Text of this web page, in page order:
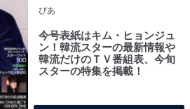
ぴあ
今号表紙はキム・ヒョンジュ
ン！韓流スターの最新情報や
韓流だけのＴＶ番組表、今旬
スターの特集を掲載！